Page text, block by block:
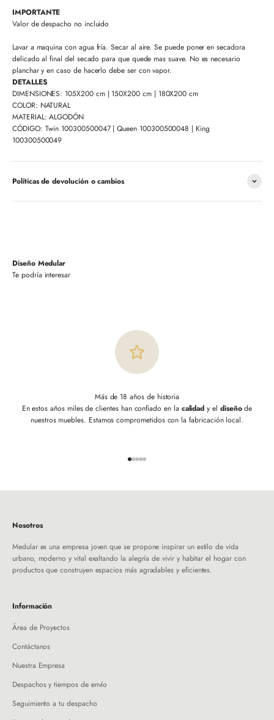
IMPORTANTE
Valor de despacho no incluido
Lavar a maquina con agua fría. Secar al aire. Se puede poner en secadora
delicado al final del secado para que quede mas suave. No es necesario
planchar y en caso de hacerlo debe ser con vapor.
DETALLES
DIMENSIONES: 105X200 cm | 150X200 cm | 180X200 cm
COLOR: NATURAL
MATERIAL: ALGODÓN
CÓDIGO: Twin 100300500047 | Queen 100300500048 | King
100300500049
Políticas de devolución o cambios
Diseño Medular
Más de 18 años de historia
En estos años miles de clientes han confiado en la calidad y el diseñode
nuestros muebles. Estamos comprometidos con la fabricación local.
Ir al artículo 1
Ir al artículo 2
Ir al artículo 3
Ir al artículo 4
Ir al artículo 5
Nosotros
Medular es una empresa joven que se propone inspirar un estilo de vida
urbano, moderno y vital exaltando la alegría de vivir y habitar el hogar con
productos que construyen espacios más agradables y eficientes.
Información
Área de Proyectos
Contáctanos
Nuestra Empresa
Despachos y tiempos de envío
Seguimiento a tu despacho